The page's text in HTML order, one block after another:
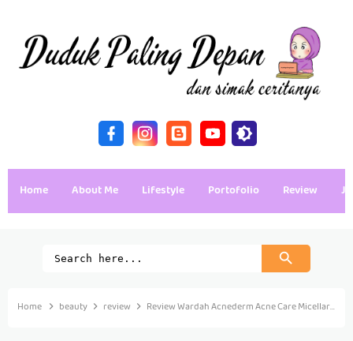
Home About Me Lifestyle Portofolio Review
Home beauty review Review Wardah Acnederm Acne Care Micellar Water Untuk Kulit Berminyak (Oily Acne Prone)